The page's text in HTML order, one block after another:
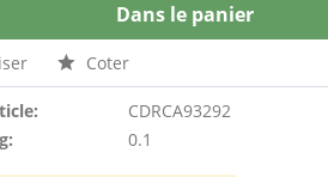
Dans le panier
Coter
CDRCA93292
0.1